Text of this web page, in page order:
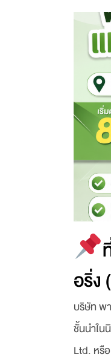
อริ่ง
บริษัท พ
ชั้นนำใน
Ltd. หรื